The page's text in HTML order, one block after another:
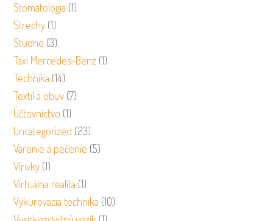
Stomatológia (1)
Strechy (1)
Studne (3)
Taxi Mercedes-Benz (1)
Technika (14)
Textil a obuv (7)
Účtovníctvo (1)
Uncategorized (23)
Varenie a pečenie (5)
Vírivky (1)
Virtuálna realita (1)
Vykurovacia technika (10)